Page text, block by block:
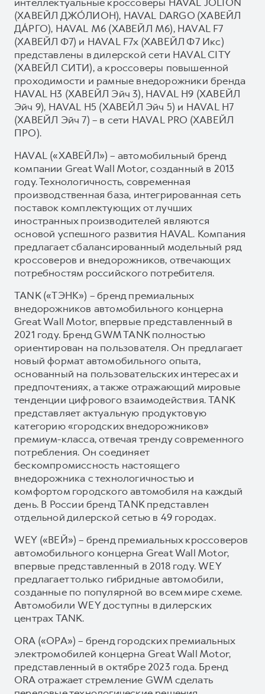
(ХАВЕЙЛ ДЖО́ЛИОН), HAVAL DARGO (ХАВЕЙЛ
ДА́РГО), HAVAL М6 (ХАВЕЙЛ M6), HAVAL F7
(ХАВЕЙЛ Ф7) и HAVAL F7x (ХАВЕЙЛ Ф7 Икс)
представлены в дилерской сети HAVAL CITY
(ХАВЕЙЛ СИТИ), а кроссоверы повышенной
проходимости и рамные внедорожники бренда
HAVAL H3 (ХАВЕЙЛ Эйч 3), HAVAL H9 (ХАВЕЙЛ
Эйч 9), HAVAL H5 (ХАВЕЙЛ Эйч 5) и HAVAL H7
(ХАВЕЙЛ Эйч 7) – в сети HAVAL PRO (ХАВЕЙЛ
ПРО).
HAVAL («ХАВЕЙЛ») – автомобильный бренд
компании Great Wall Motor, созданный в 2013
году. Технологичность, современная
производственная база, интегрированная сеть
поставок комплектующих от лучших
иностранных производителей являются
основой успешного развития HAVAL. Компания
предлагает сбалансированный модельный ряд
кроссоверов и внедорожников, отвечающих
потребностям российского потребителя.
TANK («ТЭНК») – бренд премиальных
внедорожников автомобильного концерна
Great Wall Motor, впервые представленный в
2021 году. Бренд GWM TANK полностью
ориентирован на пользователя. Он предлагает
новый формат автомобильного опыта,
основанный на пользовательских интересах и
предпочтениях, а также отражающий мировые
тенденции цифрового взаимодействия. TANK
представляет актуальную продуктовую
категорию «городских внедорожников»
премиум-класса, отвечая тренду современного
потребления. Он соединяет
бескомпромиссность настоящего
внедорожника с технологичностью и
комфортом городского автомобиля на каждый
день. В России бренд TANK представлен
отдельной дилерской сетью в 49 городах.
WEY («ВЕЙ») – бренд премиальных кроссоверов
автомобильного концерна Great Wall Motor,
впервые представленный в 2018 году. WEY
предлагает только гибридные автомобили,
созданные по популярной во всем мире схеме.
Автомобили WEY доступны в дилерских
центрах TANK.
ORA («ОРА») – бренд городских премиальных
электромобилей концерна Great Wall Motor,
представленный в октябре 2023 года. Бренд
ORA отражает стремление GWM сделать